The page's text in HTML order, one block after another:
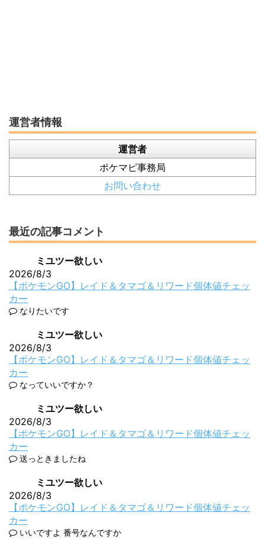
運営者情報
運営者
ポケマピ事務局
お問い合わせ
最近の記事コメント
ミユツー欲しい
2026/8/3
【ポケモンGO】レイド＆タマゴ＆リワード個体値チェッ
カー
なりたいです
ミユツー欲しい
2026/8/3
【ポケモンGO】レイド＆タマゴ＆リワード個体値チェッ
カー
なっていいですか？
ミユツー欲しい
2026/8/3
【ポケモンGO】レイド＆タマゴ＆リワード個体値チェッ
カー
送っときましたね
ミユツー欲しい
2026/8/3
【ポケモンGO】レイド＆タマゴ＆リワード個体値チェッ
カー
いいですよ 番号なんですか